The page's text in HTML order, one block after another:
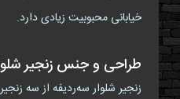
خیابانی محبوبیت زیادی دارد.
طراحی و جنس زنجیر
زنجیر شلوار سه‌ردیفه از سه